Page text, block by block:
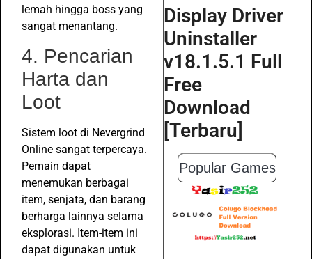
lemah hingga boss yang
sangat menantang.
4. Pencarian
Harta dan
Loot
Sistem loot di Nevergrind
Online sangat terpercaya.
Pemain dapat
menemukan berbagai
item, senjata, dan barang
berharga lainnya selama
eksplorasi. Item-item ini
dapat digunakan untuk
Display Driver
Uninstaller
v18.1.5.1 Full
Free
Download
[Terbaru]
Popular Games